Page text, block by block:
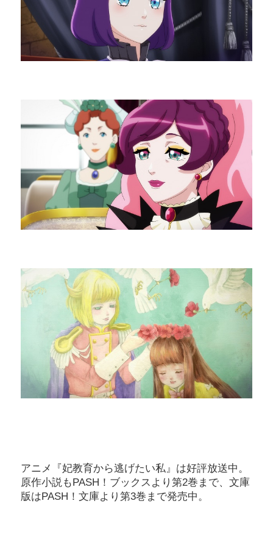
アニメ『妃教育から逃げたい私』は好評放送中。
原作小説もPASH！ブックスより第2巻まで、文庫
版はPASH！文庫より第3巻まで発売中。